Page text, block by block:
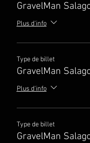
GravelMan
Plus d'info
Type de billet
GravelMan
Plus d'info
Type de billet
GravelMan